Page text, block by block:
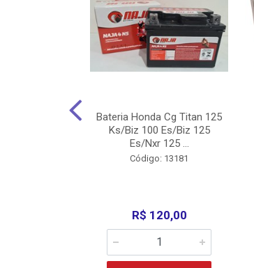
Bateria Honda Cg Titan 125
Ks/Biz 100 Es/Biz 125
Es/Nxr 125 ...
Código: 13181
R$ 120,00